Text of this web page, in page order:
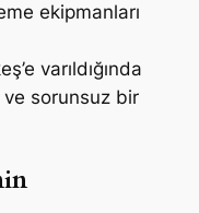
ekipmanları
varıldığında
sorunsuz bir